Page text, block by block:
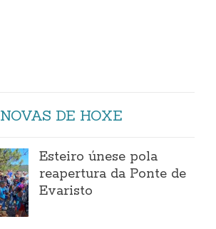
NOVAS DE HOXE
Esteiro únese pola
reapertura da Ponte de
Evaristo